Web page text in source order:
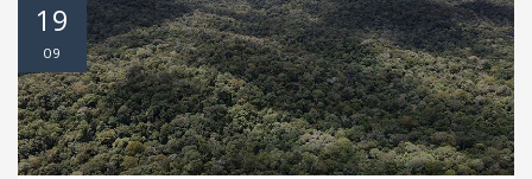
19
09